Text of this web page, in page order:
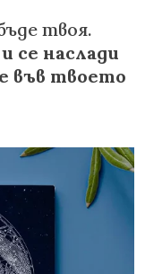
твоя.
се наслади
във твоето